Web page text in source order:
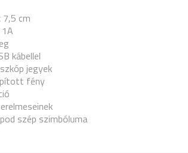
7,5 cm
kábellel
jegyek
fény
szép szimbóluma